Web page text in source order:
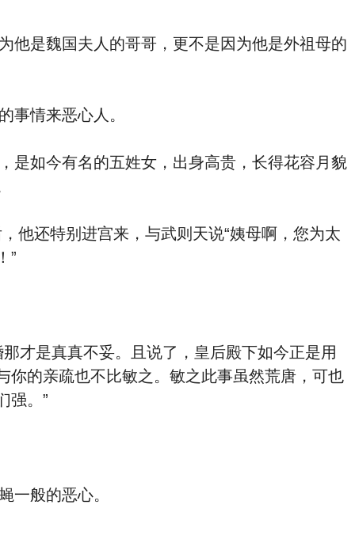
是魏国夫人的哥哥，更不是因为他是外祖母的
情来恶心人。
如今有名的五姓女，出身高贵，长得花容月貌
还特别进宫来，与武则天说“姨母啊，您为太
”
才是真真不妥。且说了，皇后殿下如今正是用
你的亲疏也不比敏之。敏之此事虽然荒唐，可也
强。”
般的恶心。